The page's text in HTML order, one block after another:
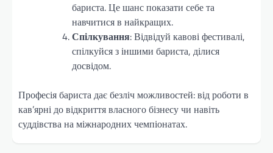
бариста. Це шанс показати себе та
навчитися в найкращих.
Спілкування: Відвідуй кавові фестивалі,
спілкуйся з іншими бариста, ділися
досвідом.
Професія бариста дає безліч можливостей: від роботи в
кав’ярні до відкриття власного бізнесу чи навіть
суддівства на міжнародних чемпіонатах.